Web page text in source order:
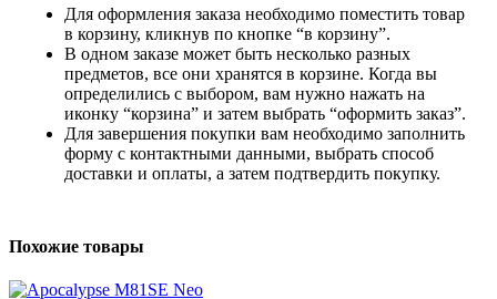
Для оформления заказа необходимо поместить товар
в корзину, кликнув по кнопке “в корзину”.
В одном заказе может быть несколько разных
предметов, все они хранятся в корзине. Когда вы
определились с выбором, вам нужно нажать на
иконку “корзина” и затем выбрать “оформить заказ”.
Для завершения покупки вам необходимо заполнить
форму с контактными данными, выбрать способ
доставки и оплаты, а затем подтвердить покупку.
Похожие товары